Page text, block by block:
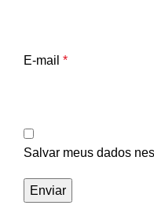
E-mail *
Salvar meus dados